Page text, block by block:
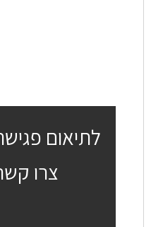
לתיאום
צרו